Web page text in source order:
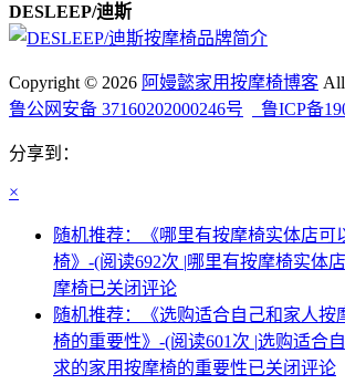
DESLEEP/迪斯
Copyright © 2026 阿嫚懿家用按摩椅博客 All
鲁公网安备 37160202000246号
鲁ICP备
分享到：
×
随机推荐：《哪里有按摩椅实体店可
椅》-(阅读692次 |哪里有按摩椅实体
摩椅已关闭评论
随机推荐：《选购适合自己和家人按
椅的重要性》-(阅读601次 |选购适合
求的家用按摩椅的重要性已关闭评论